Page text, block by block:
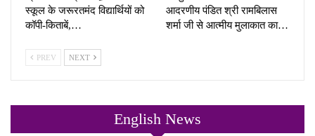
स्कूल के जरूरतमंद विद्यार्थियों को
कॉपी-किताबें,…
आदरणीय पंडित श्री रामबिलास
शर्मा जी से आत्मीय मुलाकात का…
PREV NEXT
English News